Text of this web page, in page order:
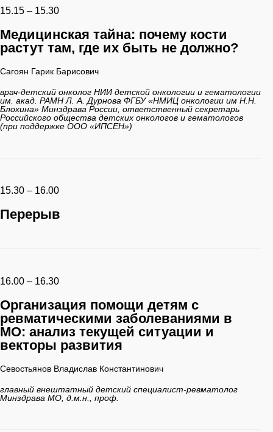
15.15 – 15.30
Медицинская тайна: почему кости
растут там, где их быть не должно?
Сагоян Гарик Барисович
врач-детский онколог НИИ детской онкологии и гематологии
им. акад. РАМН Л. А. Дурнова ФГБУ «НМИЦ онкологии им Н.Н.
Блохина» Минздрава России, ответственный секретарь
Российского общества детских онкологов и гематологов
(при поддержке ООО «ИПСЕН»)
15.30 – 16.00
Перерыв
16.00 – 16.30
Организация помощи детям с
ревматическими заболеваниями в
МО: анализ текущей ситуации и
векторы развития
Севостьянов Владислав Константинович
главный внештатный детский специалист-ревматолог
Минздрава МО, д.м.н., проф.